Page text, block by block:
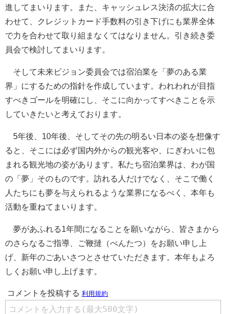
進してまいります。また、キャッシュレス決済の拡大に合
わせて、クレジットカード手数料の引き下げにも業界全体
で力を合わせて取り組まなくてはなりません。引き続き委
員会で検討してまいります。
そして未来ビジョン委員会では宿泊業を「夢のある業
界」にするための指針を作成しています。われわれが目指
すべきゴールを明確にし、そこに向かってすべきことを示
していきたいと考えております。
5年後、10年後、そしてその先の明るい日本の姿を想像す
ると、そこには必ず国内外からの観光客や、にぎわいに包
まれる観光地の姿があります。私たち宿泊業界は、わが国
の「夢」そのものです。訪れる人だけでなく、そこで働く
人たちにも夢を与えられるような業界になるべく、本年も
活動を重ねてまいります。
夢があふれる1年間になることを願いながら、皆さまから
のさらなるご指導、ご鞭撻（べんたつ）をお願い申し上
げ、新年のごあいさつとさせていただきます。本年もよろ
しくお願い申し上げます。